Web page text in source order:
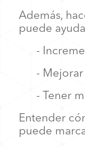
Además,
puede
-
-
- Tener
Entender
puede